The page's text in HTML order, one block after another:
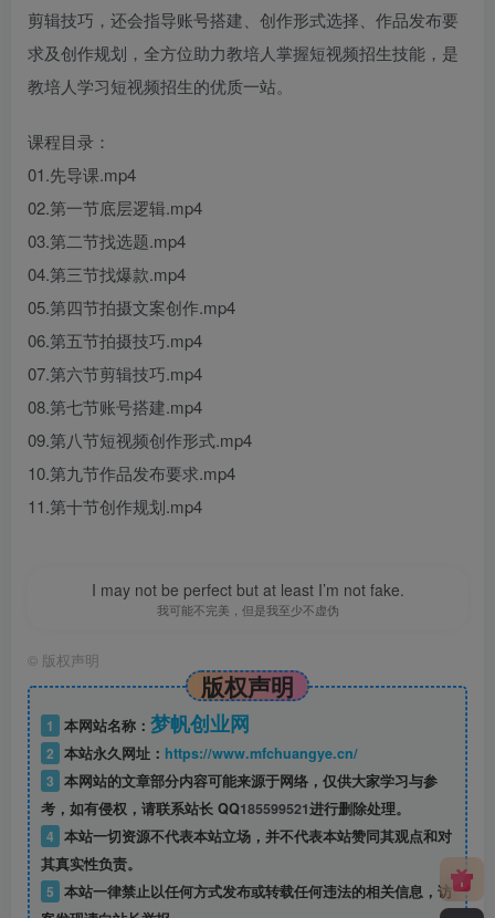
剪辑技巧，还会指导账号搭建、创作形式选择、作品发布要
求及创作规划，全方位助力教培人掌握短视频招生技能，是
教培人学习短视频招生的优质一站。
课程目录：
01.先导课.mp4
02.第一节底层逻辑.mp4
03.第二节找选题.mp4
04.第三节找爆款.mp4
05.第四节拍摄文案创作.mp4
06.第五节拍摄技巧.mp4
07.第六节剪辑技巧.mp4
08.第七节账号搭建.mp4
09.第八节短视频创作形式.mp4
10.第九节作品发布要求.mp4
11.第十节创作规划.mp4
I may not be perfect but at least I’m not fake.
我可能不完美，但是我至少不虚伪
© 版权声明
版权声明
1 本网站名称： 梦帆创业网
2 本站永久网址： https://www.mfchuangye.cn/
3 本网站的文章部分内容可能来源于网络，仅供大家学习与参
考，如有侵权，请联系站长 QQ185599521进行删除处理。
4 本站一切资源不代表本站立场，并不代表本站赞同其观点和对
其真实性负责。
5 本站一律禁止以任何方式发布或转载任何违法的相关信息，访